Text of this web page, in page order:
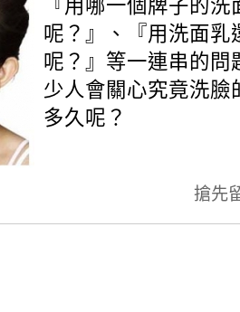
『用哪一個牌子的
呢？』、『用洗面乳
呢？』等一連串的問
少人會關心究竟洗臉
多久呢？
搶先